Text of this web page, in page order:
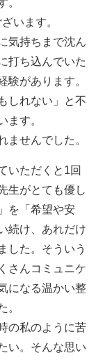
。
います。
気持ちまで沈ん
打ち込んでいた
験があります。
しれない」と不
ます。
ませんでした。
いただくと1回
生がとても優し
を「希望や安
続け、あれだけ
した。そういう
さんコミュニケ
になる温かい整
。
の私のように苦
い。そんな思い